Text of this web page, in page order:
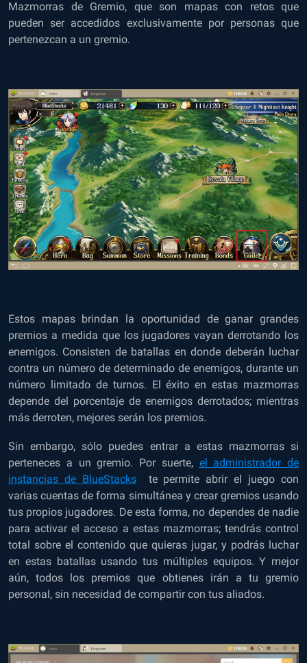
Mazmorras de Gremio, que son mapas con retos que
pueden ser accedidos exclusivamente por personas que
pertenezcan a un gremio.
Estos mapas brindan la oportunidad de ganar grandes
premios a medida que los jugadores vayan derrotando los
enemigos. Consisten de batallas en donde deberán luchar
contra un número de determinado de enemigos, durante un
número limitado de turnos. El éxito en estas mazmorras
depende del porcentaje de enemigos derrotados; mientras
más derroten, mejores serán los premios.
Sin embargo, sólo puedes entrar a estas mazmorras si
perteneces a un gremio. Por suerte, el administrador de
instancias de BlueStackste permite abrir el juego con
varias cuentas de forma simultánea y crear gremios usando
tus propios jugadores. De esta forma, no dependes de nadie
para activar el acceso a estas mazmorras; tendrás control
total sobre el contenido que quieras jugar, y podrás luchar
en estas batallas usando tus múltiples equipos. Y mejor
aún, todos los premios que obtienes irán a tu gremio
personal, sin necesidad de compartir con tus aliados.